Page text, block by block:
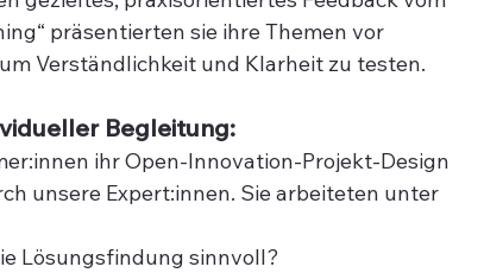
präsentierten sie ihre Themen vor
Verständlichkeit und Klarheit zu testen.
Begleitung:
ihr Open-Innovation-Projekt-Design
unsere Expert:innen. Sie arbeiteten unter
Lösungsfindung sinnvoll?